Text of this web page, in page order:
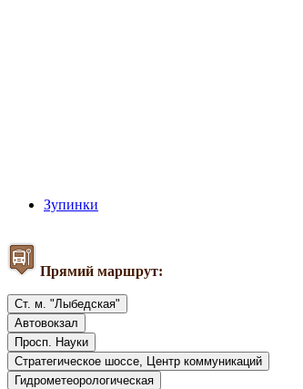
Зупинки
Прямий маршрут:
Ст. м. "Лыбедская"
Автовокзал
Просп. Науки
Стратегическое шоссе, Центр коммуникаций
Гидрометеорологическая